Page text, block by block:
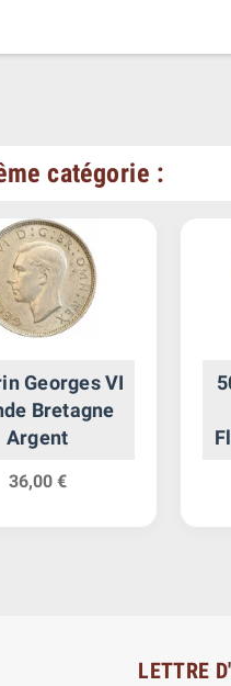
catégorie :
Georges VI
Bretagne
Argent
36,00 €
LETTRE